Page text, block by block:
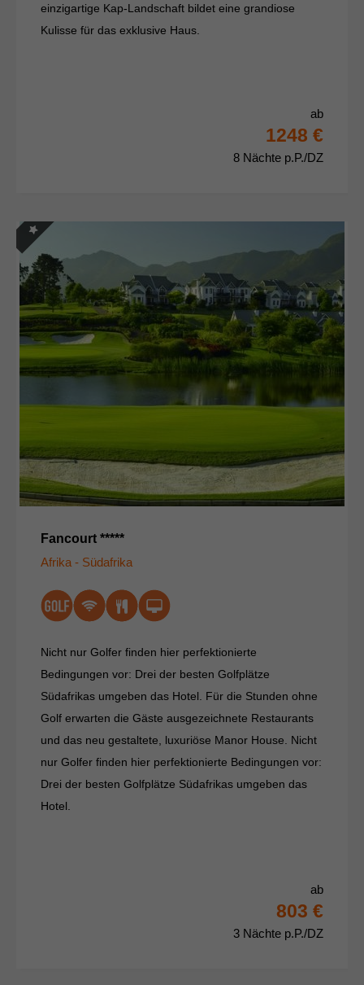
einzigartige Kap-Landschaft bildet eine grandiose
Kulisse für das exklusive Haus.
ab
1248 €
8 Nächte p.P./DZ
Fancourt *****
Afrika - Südafrika
Nicht nur Golfer finden hier perfektionierte
Bedingungen vor: Drei der besten Golfplätze
Südafrikas umgeben das Hotel. Für die Stunden ohne
Golf erwarten die Gäste ausgezeichnete Restaurants
und das neu gestaltete, luxuriöse Manor House. Nicht
nur Golfer finden hier perfektionierte Bedingungen vor:
Drei der besten Golfplätze Südafrikas umgeben das
Hotel.
ab
803 €
3 Nächte p.P./DZ